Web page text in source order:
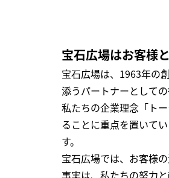
宝石広場はお客様
宝石広場は、1963年の
添うパートナーとしての
私たちの企業理念「ト
ることに重点を置いて
す。
宝石広場では、お客様
事実は、私たちの努力